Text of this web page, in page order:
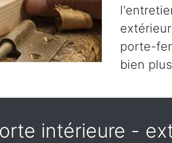
porte-
bien plus
intérieure -